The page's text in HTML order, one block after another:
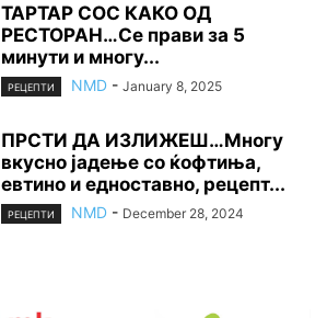
ТАРТАР СОС КАКО ОД
РЕСТОРАН…Се прави за 5
минути и многу...
РЕЦЕПТИ NMD - January 8, 2025
ПРСТИ ДА ИЗЛИЖЕШ…Многу
вкусно јадење со ќофтиња,
евтино и едноставно, рецепт...
РЕЦЕПТИ NMD - December 28, 2024